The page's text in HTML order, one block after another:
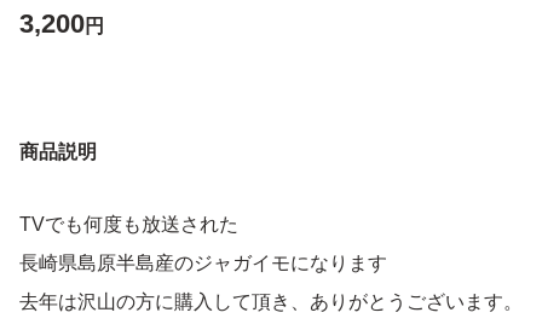
3,200円
商品説明
TVでも何度も放送された
長崎県島原半島産のジャガイモになります
去年は沢山の方に購入して頂き、ありがとうございます。